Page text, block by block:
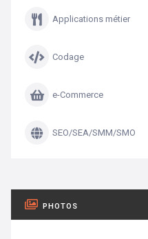
Applications métier
Codage
e-Commerce
SEO/SEA/SMM/SMO
PHOTOS